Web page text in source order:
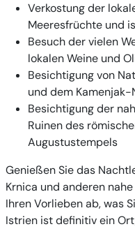
Verkostung der
Meeresfrüchte und
Besuch der vielen
lokalen Weine und
Besichtigung von
und dem
Besichtigung der
Ruinen des
Augustustempels
Genießen Sie das
Krnica und anderen
Ihren Vorlieben ab, was
Istrien ist definitiv ein